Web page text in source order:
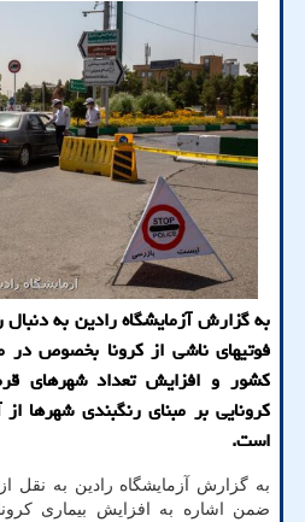
به گزارش آزمایشگاه رادین به
فوتیهای ناشی از کرونا بخصوص
کشور و افزایش تعداد شهرهای
کرونایی بر مبنای رنگبندی شهرها
است.
به گزارش آزمایشگاه رادین به نقل
ضمن اشاره به افزایش بیماری